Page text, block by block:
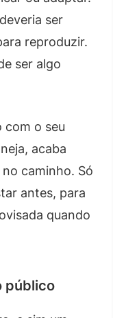
ser
reproduzir.
ser algo
com o seu
acaba
caminho. Só
antes, para
quando
público